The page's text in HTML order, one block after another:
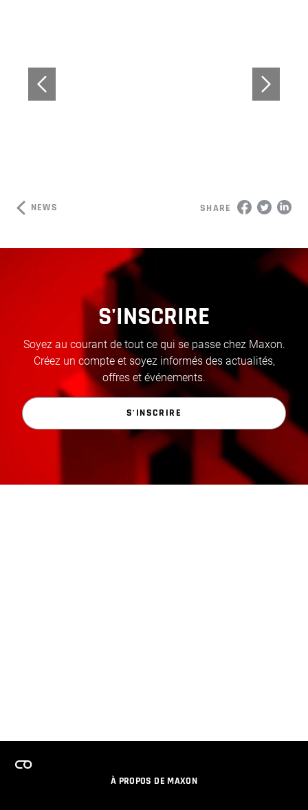
NEWS SHARE
S'INSCRIRE
Soyez au courant de tout ce qui se passe chez Maxon.
Créez un compte et soyez informés des actualités,
offres et événements.
S'INSCRIRE
À PROPOS DE MAXON